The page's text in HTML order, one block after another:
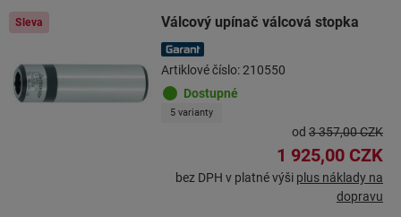
Sleva Válcový upínač válcová stopka
Artiklové číslo: 210550
Dostupné
5 varianty
od 3 357,00 CZK
1 925,00 CZK
bez DPH v platné výši plus náklady na
dopravu